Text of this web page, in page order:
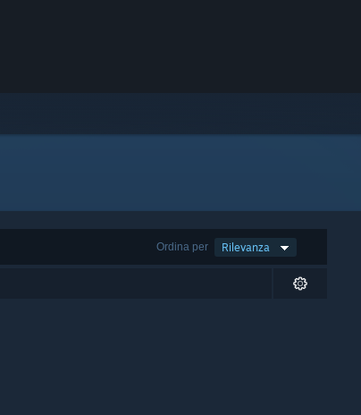
Ordina per Rilevanza